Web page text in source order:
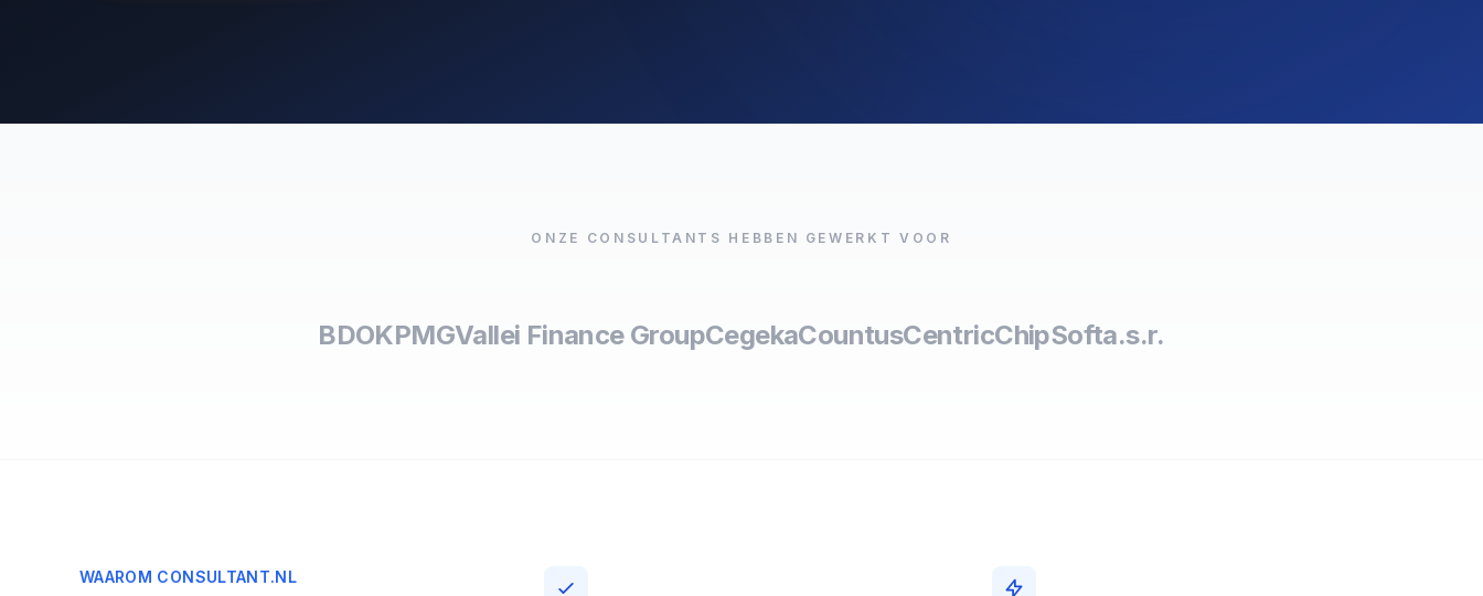
ONZE CONSULTANTS HEBBEN GEWERKT VOOR
BDOKPMGVallei Finance GroupCegekaCountusCentricChipSofta.s.r.
WAAROM CONSULTANT.NL